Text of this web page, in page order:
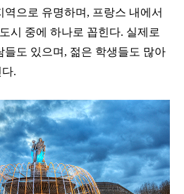
역으로 유명하며, 프랑스 내에서
시 중에 하나로 꼽힌다. 실제로
들도 있으며, 젊은 학생들도 많아
.